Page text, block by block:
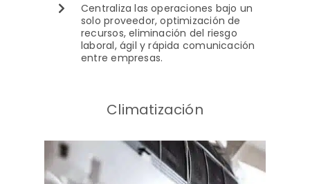
Centraliza las operaciones bajo un
solo proveedor, optimización de
recursos, eliminación del riesgo
laboral, ágil y rápida comunicación
entre empresas.
Climatización